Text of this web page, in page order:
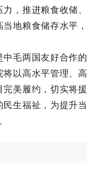
，推进粮食收储、
地粮食储存水平，
毛两国友好合作的
以高水平管理、高
美履约，切实将援
生福祉，为提升当